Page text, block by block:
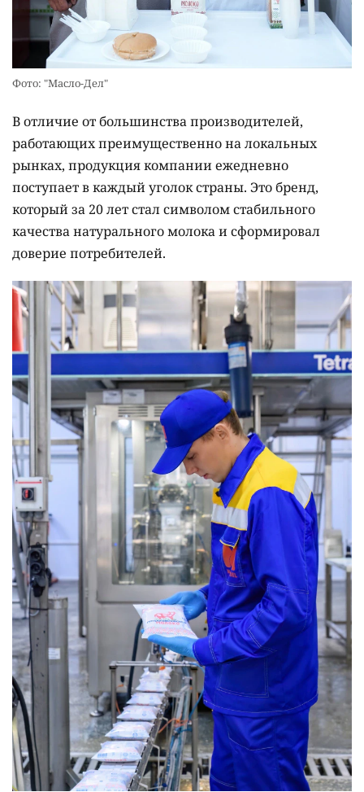
Фото: "Масло-Дел"
В отличие от большинства производителей,
работающих преимущественно на локальных
рынках, продукция компании ежедневно
поступает в каждый уголок страны. Это бренд,
который за 20 лет стал символом стабильного
качества натурального молока и сформировал
доверие потребителей.